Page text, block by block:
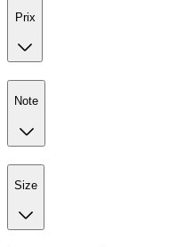
Prix
Note
Size